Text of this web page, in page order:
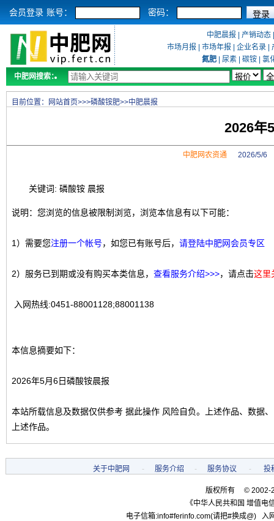
会员登录 账号： 密码：
中肥晨报 产销动态
市场月报
市场年报 企业名录
氮肥
尿素 碳铵
氯
中肥网搜索：
目前位置： 网站首页>>>磷酸铵肥>>中肥晨报
2026年
中肥网农资通2026/5/6
关键词: 磷酸铵 晨报
说明：您浏览的信息被限制浏览，浏览本信息有以下可能：
1）需要您注册一个帐号，如您已有账号后， 请登陆中肥网会员专区
2）服务已到期或没有购买本类信息， 查看服务介绍>>>，请点击这里
入网热线:0451-88001128;88001138
本信息摘要如下：
2026年5月6日磷酸铵晨报
本站所载信息及数据仅供参考 据此操作 风险自负。上述作品、数据
上述作品。
关于中肥网 - 服务介绍 - 服务协议 - 投
版权所有 © 2002-
《中华人民共和国 增值电
电子信箱:info#ferinfo.com(请把#换成@)